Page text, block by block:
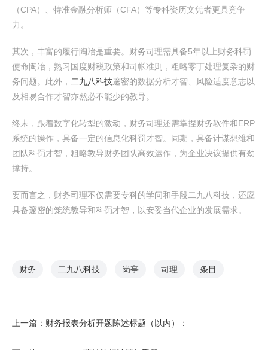
（CPA）、特准金融分析师（CFA）等专科资历文凭者更具竞争
力。
其次，丰富的履行陶冶是重要。财务司理需具备5年以上财务科罚
使命陶冶，熟习国度财税政策和司帐准则，粗略零丁处理复杂的财
务问题。此外， 二九八科技邃密的数据分析才智、风险适度意志以
及相易合作才智亦然必不能少的教导。
终末，跟着数字化转型的激动，财务司理还需掌捏财务软件和ERP
系统的操作，具备一定的信息化科罚才智。同期，具备计谋想维和
团队科罚才智，粗略教导财务团队高效运作，为企业决议提供有劲
撑持。
要而言之，财务司理不仅需要专科的学问和手段二九八科技，还应
具备邃密的笼统教导和科罚才智，以安妥当代企业的发展需求。
财务 二九八科技 岗亭 司理 条目
上一篇： 财务报表分析开题陈述标题（以内）：